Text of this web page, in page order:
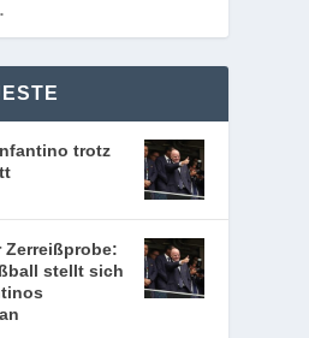
trotz
Zerreißprobe:
stellt sich